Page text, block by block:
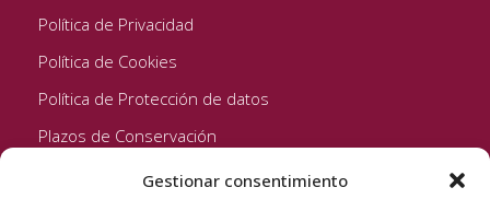
Gestionar consentimiento
Política de Privacidad
Política de Cookies
Política de Protección de datos
Plazos de Conservación